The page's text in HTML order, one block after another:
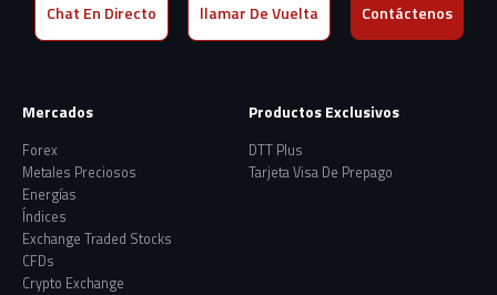
Chat En Directo llamar De Vuelta Contáctenos
Mercados
Forex
Metales Preciosos
Energías
Índices
Exchange Traded Stocks
CFDs
Crypto Exchange
Productos Exclusivos
DTT Plus
Tarjeta Visa De Prepago